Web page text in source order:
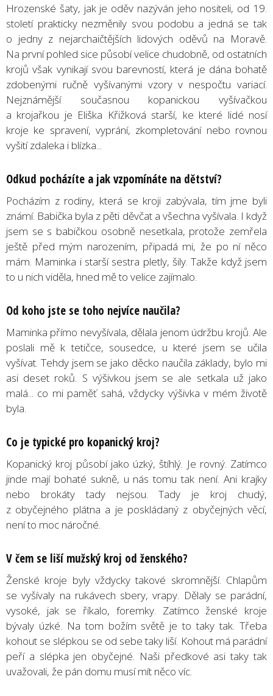
Hrozenské šaty, jak je oděv nazýván jeho nositeli, od 19.
století prakticky nezměnily svou podobu a jedná se tak
o jedny z nejarchaičtějších lidových oděvů na Moravě.
Na první pohled sice působí velice chudobně, od ostatních
krojů však vynikají svou barevností, která je dána bohatě
zdobenými ručně vyšívanými vzory v nespočtu variací.
Nejznámější současnou kopanickou vyšívačkou
a krojařkou je Eliška Křižková starší, ke které lidé nosí
kroje ke spravení, vyprání, zkompletování nebo rovnou
vyšití zdaleka i blízka...
Odkud pocházíte a jak vzpomínáte na dětství?
Pocházím z rodiny, která se kroji zabývala, tím jme byli
známí. Babička byla z pěti děvčat a všechna vyšívala. I když
jsem se s babičkou osobně nesetkala, protože zemřela
ještě před mým narozením, připadá mi, že po ní něco
mám. Maminka i starší sestra pletly, šily. Takže když jsem
to u nich viděla, hned mě to velice zajímalo.
Od koho jste se toho nejvíce naučila?
Maminka přímo nevyšívala, dělala jenom údržbu krojů. Ale
poslali mě k tetičce, sousedce, u které jsem se učila
vyšívat. Tehdy jsem se jako děcko naučila základy, bylo mi
asi deset roků. S výšivkou jsem se ale setkala už jako
malá... co mi paměť sahá, vždycky výšivka v mém životě
byla.
Co je typické pro kopanický kroj?
Kopanický kroj působí jako úzký, štíhlý. Je rovný. Zatímco
jinde mají bohaté sukně, u nás tomu tak není. Ani krajky
nebo brokáty tady nejsou. Tady je kroj chudý,
z obyčejného plátna a je poskládaný z obyčejných věcí,
není to moc náročné.
V čem se liší mužský kroj od ženského?
Ženské kroje byly vždycky takové skromnější. Chlapům
se vyšívaly na rukávech sbery, vrapy. Dělaly se parádní,
vysoké, jak se říkalo, foremky. Zatímco ženské kroje
bývaly úzké. Na tom božím světě je to taky tak. Třeba
kohout se slépkou se od sebe taky liší. Kohout má parádní
peří a slépka jen obyčejné. Naši předkové asi taky tak
uvažovali, že pán domu musí mít něco víc.